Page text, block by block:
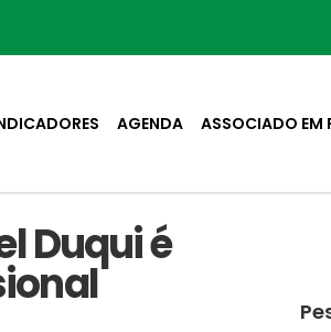
AGENDA ASSOCIADO EM
Duqui é